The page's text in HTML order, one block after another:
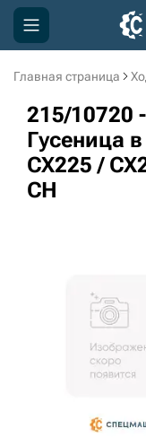
Главная страница
215/10720
Гусеница
CX225 /
CH
Компания
Акции
Доставка и оплата
Информация
3D тур по складам
sksale@skdst.ru
+7 (499) 394-